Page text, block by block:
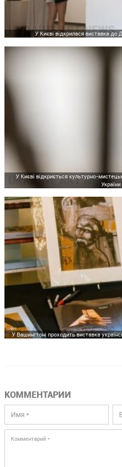
У Києві відкрилася виставка до
У Києві відкриється культурно-
України
У Вашингтоні проходить виставка
КОММЕНТАРИИ